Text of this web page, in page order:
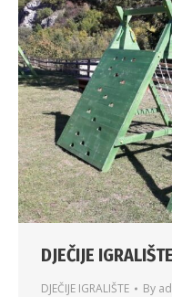
DJEČIJE IGRALIŠTE
DJEČIJE IGRALIŠTE By